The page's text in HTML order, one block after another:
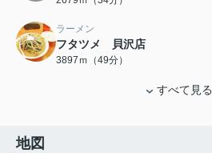
ラーメン
フタツメ 貝沢店
3897ｍ（49分）
すべて見る
地図